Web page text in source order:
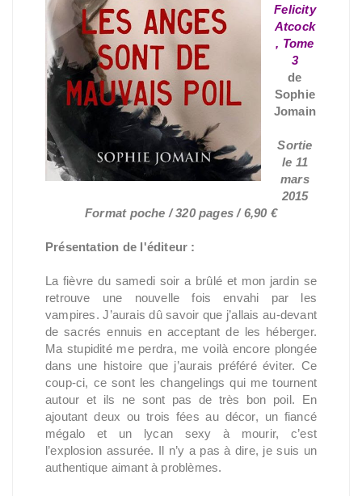
Felicity
Atcock
, Tome
3
de
Sophie
Jomain
Sortie
le 11
mars
2015
Format poche / 320 pages / 6,90 €
Présentation de l'éditeur :
La fièvre du samedi soir a brûlé et mon jardin se
retrouve une nouvelle fois envahi par les
vampires. J’aurais dû savoir que j’allais au-devant
de sacrés ennuis en acceptant de les héberger.
Ma stupidité me perdra, me voilà encore plongée
dans une histoire que j’aurais préféré éviter. Ce
coup-ci, ce sont les changelings qui me tournent
autour et ils ne sont pas de très bon poil. En
ajoutant deux ou trois fées au décor, un fiancé
mégalo et un lycan sexy à mourir, c’est
l’explosion assurée. Il n’y a pas à dire, je suis un
authentique aimant à problèmes.